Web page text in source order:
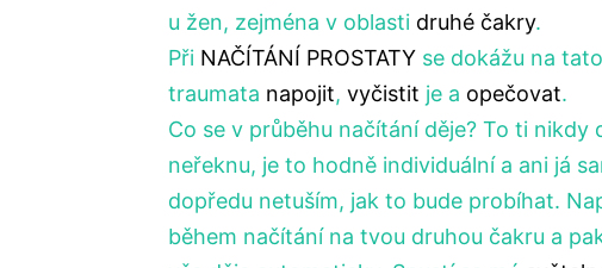
u žen, zejména v oblasti druhé čakry.
Při NAČÍTÁNÍ PROSTATYse dokážu na tato
traumata napojit, vyčistit je a opečovat.
Co se v průběhu načítání děje? To ti nikdy
neřeknu, je to hodně individuální a ani já
dopředu netuším, jak to bude probíhat.
během načítání na tvou druhou čakru a